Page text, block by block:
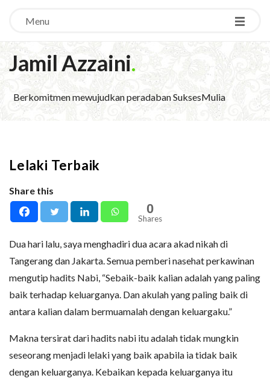
Menu
Jamil Azzaini.
Berkomitmen mewujudkan peradaban SuksesMulia
Lelaki Terbaik
Share this
0
Shares
Dua hari lalu, saya menghadiri dua acara akad nikah di
Tangerang dan Jakarta. Semua pemberi nasehat perkawinan
mengutip hadits Nabi, “Sebaik-baik kalian adalah yang paling
baik terhadap keluarganya. Dan akulah yang paling baik di
antara kalian dalam bermuamalah dengan keluargaku.”
Makna tersirat dari hadits nabi itu adalah tidak mungkin
seseorang menjadi lelaki yang baik apabila ia tidak baik
dengan keluarganya. Kebaikan kepada keluarganya itu